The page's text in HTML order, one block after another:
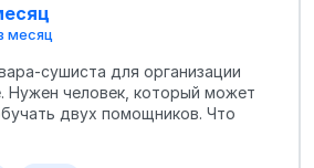
месяц
для организации
Нужен человек, который может
двух помощников. Что